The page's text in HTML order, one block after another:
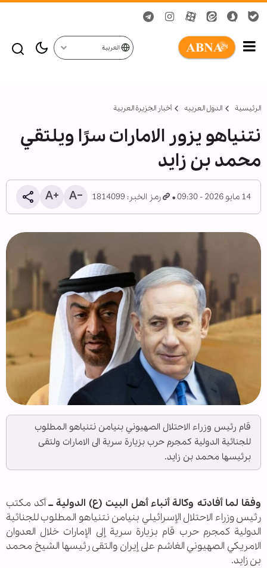
العربية
الرئيسية الدول العربیه أخبار الجزيرة العربية
نتنياهو يزور الامارات سرًا ويلتقي
محمد بن زايد
14 مايو 2026 - 09:30 رمز الخبر: 1814099
قام رئيس وزراء الاحتلال الصهيوني بنيامن نتنياهو المطلوب
للجنائية الدولية كمجرم حرب بزيارة سرية الى الامارات ولتقى
برئيسها محمد بن زايد.
وفقا لما أفادته وكالة أنباء أهل البيت (ع) الدولية ــأكد مكتب
رئيس وزراء الاحتلال الإسرائيلي بنيامن نتنياهو المطلوب للجنائية
الدولية كمجرم حرب قام بزيارة سرية إلى الإمارات خلال العدوان
الامريكي الصهيوني الغاشم على إيران والتقى رئيسها الشيخ محمد
بن زايد.